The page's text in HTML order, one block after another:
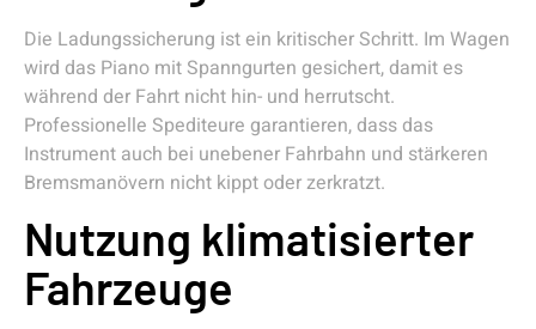
Die Ladungssicherung ist ein kritischer Schritt. Im Wagen
wird das Piano mit Spanngurten gesichert, damit es
während der Fahrt nicht hin- und herrutscht.
Professionelle Spediteure garantieren, dass das
Instrument auch bei unebener Fahrbahn und stärkeren
Bremsmanövern nicht kippt oder zerkratzt.
Nutzung klimatisierter
Fahrzeuge